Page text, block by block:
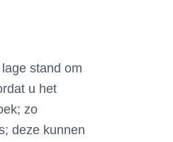
stand om
u het
zo
deze kunnen